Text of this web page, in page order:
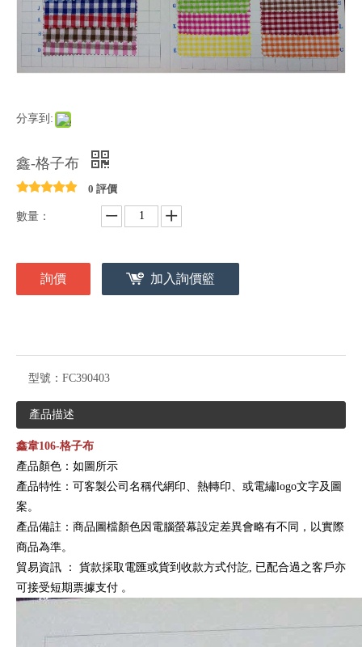
分享到:
鑫-格子布
0 評價
數量：
詢價 加入詢價籃
型號： FC390403
產品描述
鑫韋106-格子布
產品顏色：如圖所示
產品特性：可客製公司名稱代網印、熱轉印、或電繡logo文字及圖
案。
產品備註：商品圖檔顏色因電腦螢幕設定差異會略有不同，以實際
商品為準。
貿易資訊
：
貨款採取電匯或貨到收款方式付訖, 已配合過之客戶亦
可接受短期票據支付 。